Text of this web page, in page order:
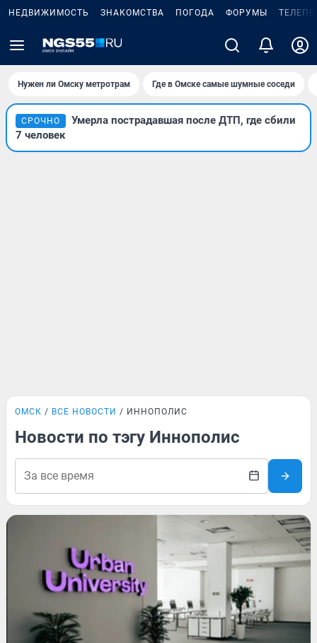
НЕДВИЖИМОСТЬ ЗНАКОМСТВА ПОГОДА ФОРУМЫ
Нужен ли Омску метротрам Где в Омске самые шумные соседи
СРОЧНО
Умерла пострадавшая после ДТП, где сбили
7 человек
ОМСК ВСЕ НОВОСТИ ИННОПОЛИС
Новости по тэгу Иннополис